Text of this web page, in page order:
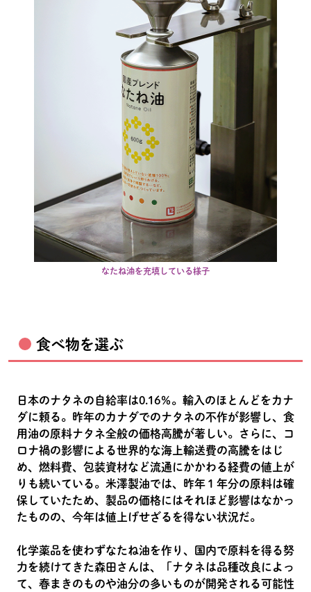
なたね油を充填している様子
食べ物を選ぶ
日本のナタネの自給率は0.16％。輸入のほとんどをカナ
ダに頼る。昨年のカナダでのナタネの不作が影響し、食
用油の原料ナタネ全般の価格高騰が著しい。さらに、コ
ロナ禍の影響による世界的な海上輸送費の高騰をはじ
め、燃料費、包装資材など流通にかかわる経費の値上が
りも続いている。米澤製油では、昨年１年分の原料は確
保していたため、製品の価格にはそれほど影響はなかっ
たものの、今年は値上げせざるを得ない状況だ。
化学薬品を使わずなたね油を作り、国内で原料を得る努
力を続けてきた森田さんは、「ナタネは品種改良によっ
て、春まきのものや油分の多いものが開発される可能性